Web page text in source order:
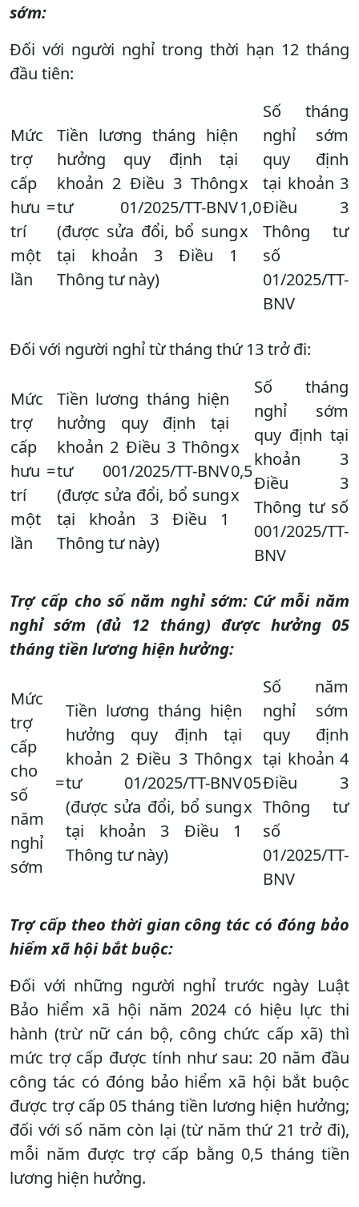
sớm:
Đối với người nghỉ trong thời hạn 12 tháng
đầu tiên:
Mức
trợ
cấp
hưu
trí
một
lần
=
Tiền lương tháng hiện
hưởng quy định tại
khoản 2 Điều 3 Thông
tư 01/2025/TT-BNV
(được sửa đổi, bổ sung
tại khoản 3 Điều 1
Thông tư này)
x
1,0
x
Số tháng
nghỉ sớm
quy định
tại khoản 3
Điều 3
Thông tư
số
01/2025/TT-
BNV
Đối với người nghỉ từ tháng thứ 13 trở đi:
Mức
trợ
cấp
hưu
trí
một
lần
=
Tiền lương tháng hiện
hưởng quy định tại
khoản 2 Điều 3 Thông
tư 001/2025/TT-BNV
(được sửa đổi, bổ sung
tại khoản 3 Điều 1
Thông tư này)
x
0,5
x
Số tháng
nghỉ sớm
quy định tại
khoản 3
Điều 3
Thông tư số
001/2025/TT-
BNV
Trợ cấp cho số năm nghỉ sớm: Cứ mỗi năm
nghỉ sớm (đủ 12 tháng) được hưởng 05
tháng tiền lương hiện hưởng:
Mức
trợ
cấp
cho
số
năm
nghỉ
sớm
=
Tiền lương tháng hiện
hưởng quy định tại
khoản 2 Điều 3 Thông
tư 01/2025/TT-BNV
(được sửa đổi, bổ sung
tại khoản 3 Điều 1
Thông tư này)
x
05
x
Số năm
nghỉ sớm
quy định
tại khoản 4
Điều 3
Thông tư
số
01/2025/TT-
BNV
Trợ cấp theo thời gian công tác có đóng bảo
hiểm xã hội bắt buộc:
Đối với những người nghỉ trước ngày Luật
Bảo hiểm xã hội năm 2024 có hiệu lực thi
hành (trừ nữ cán bộ, công chức cấp xã) thì
mức trợ cấp được tính như sau: 20 năm đầu
công tác có đóng bảo hiểm xã hội bắt buộc
được trợ cấp 05 tháng tiền lương hiện hưởng;
đối với số năm còn lại (từ năm thứ 21 trở đi),
mỗi năm được trợ cấp bằng 0,5 tháng tiền
lương hiện hưởng.